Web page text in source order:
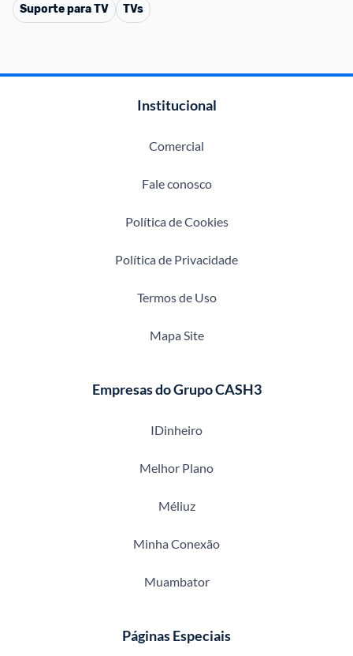
Suporte para TV
TVs
Institucional
Comercial
Fale conosco
Política de Cookies
Política de Privacidade
Termos de Uso
Mapa Site
Empresas do Grupo CASH3
IDinheiro
Melhor Plano
Méliuz
Minha Conexão
Muambator
Páginas Especiais